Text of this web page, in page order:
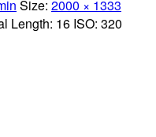
Size: 2000 × 1333
Length: 16 ISO: 320